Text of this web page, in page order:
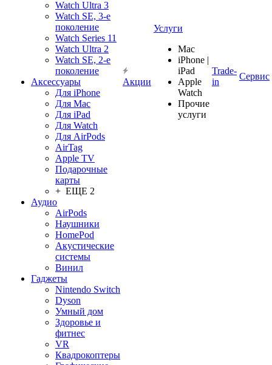
Watch Ultra 3
Watch SE, 3-е
поколение
Watch Series 11
Watch Ultra 2
Watch SE, 2-е
поколение
Аксессуары
Для iPhone
Для Mac
Для iPad
Для Watch
Для AirPods
AirTag
Apple TV
Подарочные
карты
+ ЕЩЕ 2
Аудио
AirPods
Наушники
HomePod
Акустические
системы
Винил
Гаджеты
Nintendo Switch
Dyson
Умный дом
Здоровье и
фитнес
VR
Квадрокоптеры
Акции
Услуги
Mac
iPhone |
iPad
Apple
Watch
Прочие
услуги
Trade-
in
Сервис